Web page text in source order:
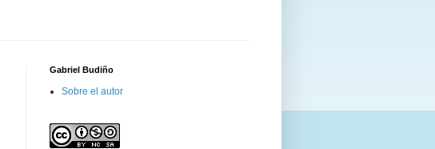
Gabriel Budiño
Sobre el autor